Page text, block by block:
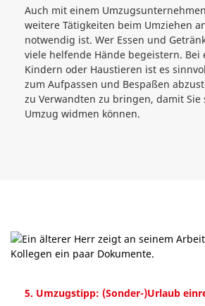
Auch mit einem
weitere Tätigkeiten beim Umziehen
notwendig ist. Wer Essen und
viele helfende Hände begeistern. Bei
Kindern oder Haustieren ist es
zum Aufpassen und Bespaßen
zu Verwandten zu bringen, damit Sie
Umzug widmen können.
5. Umzugstipp: (Sonder-)Urlaub